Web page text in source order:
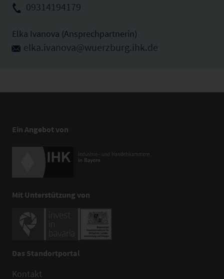
09314194179
Elka Ivanova (Ansprechpartnerin)
elka.ivanova@wuerzburg.ihk.de
Ein Angebot von
Mit Unterstützung von
Das Standortportal
Kontakt